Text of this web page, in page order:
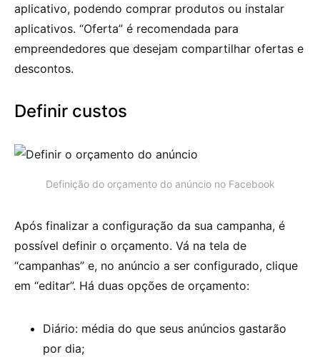
aplicativo, podendo comprar produtos ou instalar
aplicativos. “Oferta” é recomendada para
empreendedores que desejam compartilhar ofertas e
descontos.
Definir custos
Definição do orçamento do anúncio no Facebook
Após finalizar a configuração da sua campanha, é
possível definir o orçamento. Vá na tela de
“campanhas” e, no anúncio a ser configurado, clique
em “editar”. Há duas opções de orçamento:
Diário: média do que seus anúncios gastarão
por dia;